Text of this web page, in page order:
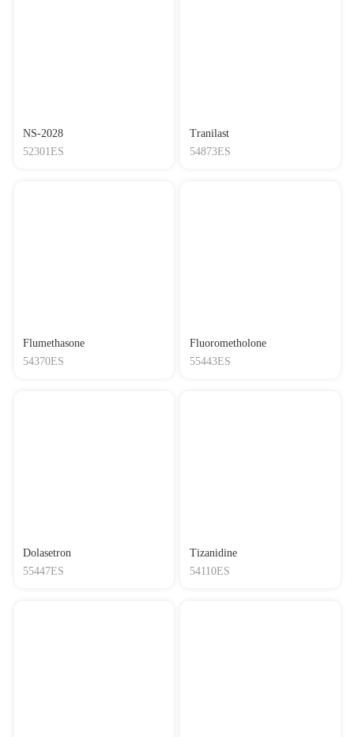
NS-2028
52301ES
Tranilast
54873ES
Flumethasone
54370ES
Fluorometholone
55443ES
Dolasetron
55447ES
Tizanidine
54110ES